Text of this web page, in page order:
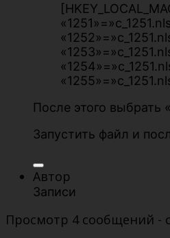
После этого выбрать
Запустить файл и
Автор
Записи
Просмотр 4 сообщений -